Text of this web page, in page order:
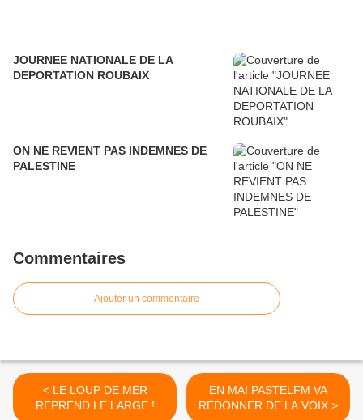
JOURNEE NATIONALE DE LA
DEPORTATION ROUBAIX
ON NE REVIENT PAS INDEMNES DE
PALESTINE
Commentaires
Ajouter un commentaire
< LE LOUP DE MER
REPREND LE LARGE !
EN MAI PASTELFM VA
REDONNER DE LA VOIX >